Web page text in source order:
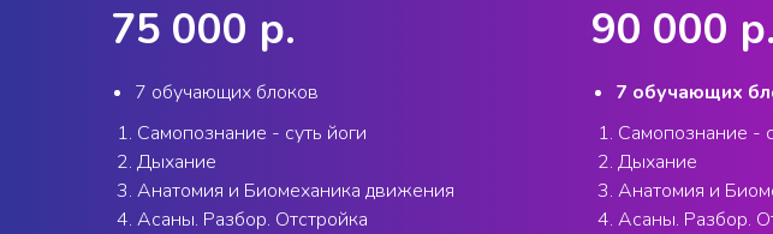
75 000 р.
7 обучающих блоков
Самопознание - суть йоги
Дыхание
Анатомия и Биомеханика движения
Асаны. Разбор. Отстройка
90 000 р.
7 обучающих
Самопознание -
Дыхание
Анатомия и
Асаны. Разбор.